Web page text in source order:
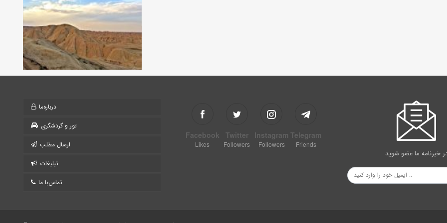
درباره‌ما
تور و گردشگری
ارسال مطلب
تبلیغات
تماس‌با ما
Facebook
Likes
Twitter
Followers
Instagram
Followers
Telegram
Friends
خبرنامه ما عضو شوید